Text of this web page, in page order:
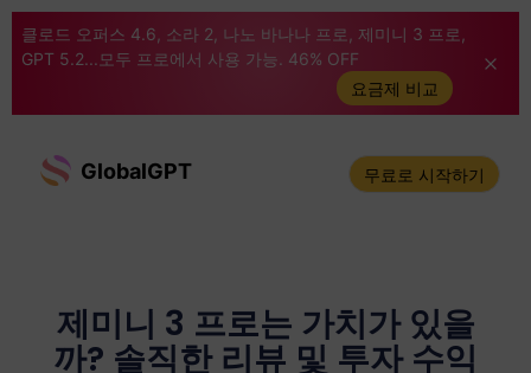
클로드 오퍼스 4.6, 소라 2, 나노 바나나 프로, 제미니 3 프로,
GPT 5.2...모두 프로에서 사용 가능. 46% OFF
요금제 비교
GlobalGPT 무료로 시작하기
제미니 3 프로는 가치가 있을
까? 솔직한 리뷰 및 투자 수익